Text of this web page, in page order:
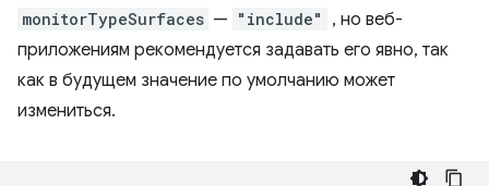
monitorTypeSurfaces — "include"
, но веб-
приложениям рекомендуется задавать его явно, так
как в будущем значение по умолчанию может
измениться.